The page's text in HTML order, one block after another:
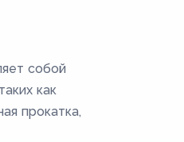
собой
как
прокатка,